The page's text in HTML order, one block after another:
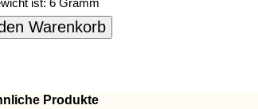
ist: 6 Gramm
Warenkorb
Produkte